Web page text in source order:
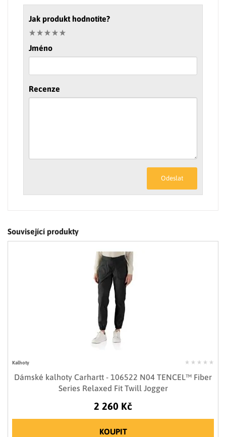
Jak produkt hodnotíte?
Jméno
Recenze
Odeslat
Související produkty
Kalhoty
Dámské kalhoty Carhartt - 106522 N04 TENCEL™ Fiber
Series Relaxed Fit Twill Jogger
2 260 Kč
KOUPIT